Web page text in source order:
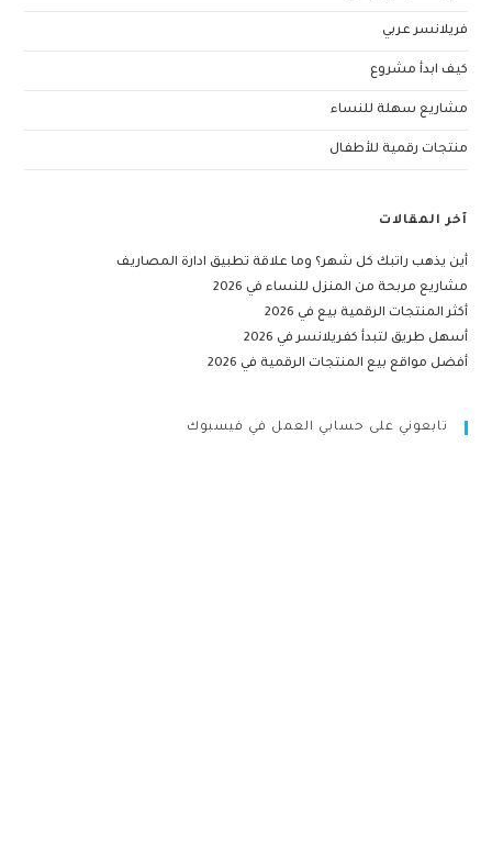
فريلانسر عربي
كيف ابدأ مشروع
مشاريع سهلة للنساء
منتجات رقمية للأطفال
آخر المقالات
أين يذهب راتبك كل شهر؟ وما علاقة تطبيق ادارة المصاريف
مشاريع مربحة من المنزل للنساء في 2026
أكثر المنتجات الرقمية بيع في 2026
أسهل طريق لتبدأ كفريلانسر في 2026
أفضل مواقع بيع المنتجات الرقمية في 2026
تابعوني على حسابي العمل في فيسبوك